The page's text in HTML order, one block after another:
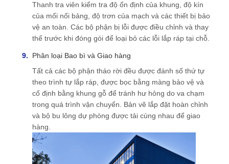
Thanh tra viên kiểm tra độ ổn định của khung, độ kín
của mối nối bảng, độ trơn của mạch và các thiết bị bảo
vệ an toàn. Các bộ phận bị lỗi được điều chỉnh và thay
thế trước khi đóng gói để loại bỏ các lỗi lắp ráp tại chỗ.
Phân loại Bao bì và Giao hàng
Tất cả các bộ phận tháo rời đều được đánh số thứ tự
theo trình tự lắp ráp, được bọc bằng màng bảo vệ và
cố định bằng khung gỗ để tránh hư hỏng do va chạm
trong quá trình vận chuyển. Bản vẽ lắp đặt hoàn chỉnh
và bộ bu lông dự phòng được tải cùng nhau để giao
hàng.